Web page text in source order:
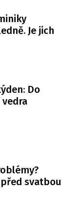
Je jich
Do
vedra
svatbou